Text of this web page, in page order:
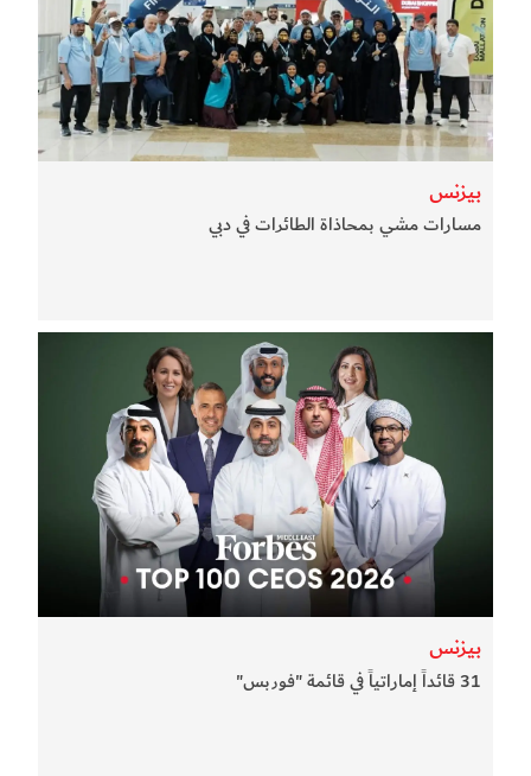
بيزنس
مسارات مشي بمحاذاة الطائرات في دبي
بيزنس
31 قائداً إماراتياً في قائمة "فوربس"